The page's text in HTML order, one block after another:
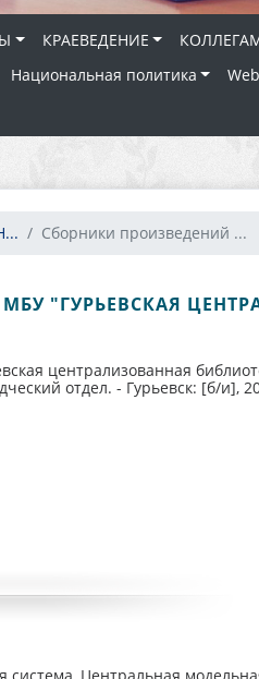
КРАЕВЕДЕНИЕ
Национальная политика
Сборники произведений ...
"ГУРЬЕВСКАЯ
централизованная
отдел. - Гурьевск: [б/и],